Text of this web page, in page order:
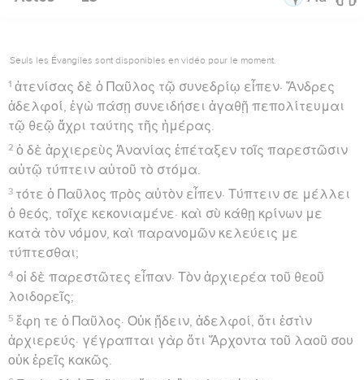
Seuls les Évangiles sont disponibles en vidéo pour le moment.
1 ἀτενίσας δὲ ὁ Παῦλος τῷ συνεδρίῳ εἶπεν· Ἄνδρες
ἀδελφοί, ἐγὼ πάσῃ συνειδήσει ἀγαθῇ πεπολίτευμαι
τῷ θεῷ ἄχρι ταύτης τῆς ἡμέρας.
2 ὁ δὲ ἀρχιερεὺς Ἁνανίας ἐπέταξεν τοῖς παρεστῶσιν
αὐτῷ τύπτειν αὐτοῦ τὸ στόμα.
3 τότε ὁ Παῦλος πρὸς αὐτὸν εἶπεν· Τύπτειν σε μέλλει
ὁ θεός, τοῖχε κεκονιαμένε· καὶ σὺ κάθῃ κρίνων με
κατὰ τὸν νόμον, καὶ παρανομῶν κελεύεις με
τύπτεσθαι;
4 οἱ δὲ παρεστῶτες εἶπαν· Τὸν ἀρχιερέα τοῦ θεοῦ
λοιδορεῖς;
5 ἔφη τε ὁ Παῦλος· Οὐκ ᾔδειν, ἀδελφοί, ὅτι ἐστὶν
ἀρχιερεύς· γέγραπται γὰρ ὅτι Ἄρχοντα τοῦ λαοῦ σου
οὐκ ἐρεῖς κακῶς.